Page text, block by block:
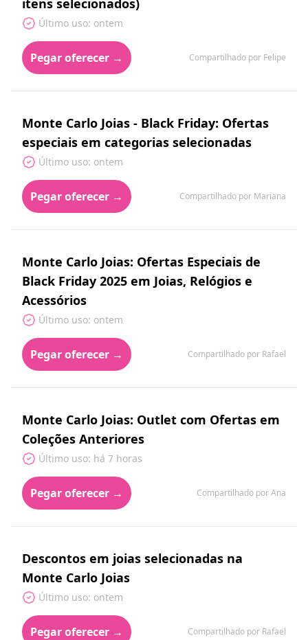
itens selecionados)
Último uso: ontem
Pegar oferecer → Compartilhado por Felipe
Monte Carlo Joias - Black Friday: Ofertas
especiais em categorias selecionadas
Último uso: ontem
Pegar oferecer → Compartilhado por Mariana
Monte Carlo Joias: Ofertas Especiais de
Black Friday 2025 em Joias, Relógios e
Acessórios
Último uso: ontem
Pegar oferecer → Compartilhado por Rafael
Monte Carlo Joias: Outlet com Ofertas em
Coleções Anteriores
Último uso: há 7 horas
Pegar oferecer → Compartilhado por Ana
Descontos em joias selecionadas na
Monte Carlo Joias
Último uso: ontem
Pegar oferecer → Compartilhado por Rafael